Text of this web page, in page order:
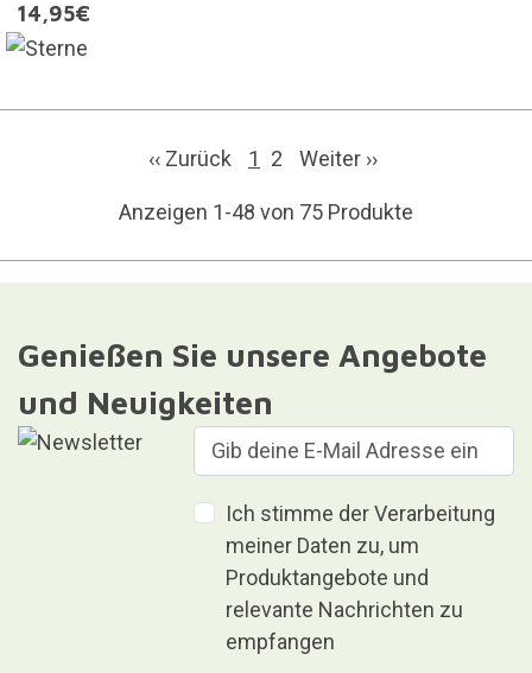
14,95€
‹‹ Zurück 1 2 Weiter ››
Anzeigen 1-48 von 75 Produkte
Genießen Sie unsere Angebote
und Neuigkeiten
Ich stimme der Verarbeitung
meiner Daten zu, um
Produktangebote und
relevante Nachrichten zu
empfangen